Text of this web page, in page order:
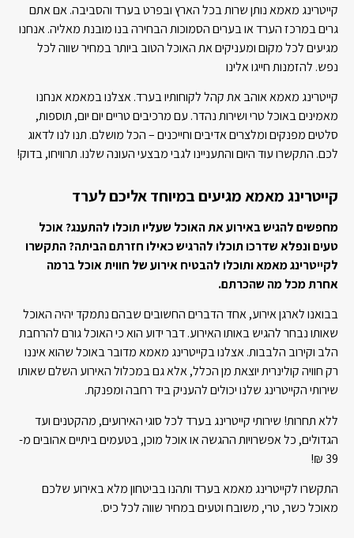
קייטרינג מאמא נותן שרות בכל הארץ ובפרט בערד והסביבה. אם אתם
גרים במרכז הערד או בערים הסמוכות הבחירה בנו מובנת מאליה. אנחנו
מגיעים לכל מקום ומעניקים את האוכל הטוב ביותר במחיר שווה לכל
נפש. להזמנות חייגו אלינו
קייטרינג מאמא אוהב את קהל לקוחותיו בערד. אצלנו במאמא אנחנו
מאמינים באוכל טרי ושירות נהדר. עם מרכיבים טריים יום יום, תוספות,
סלטים מפנקים ומלצרים אדיבים וחייכנים – הכל מושלם. תנו לנו לדאוג
לכם. התקשרו עוד היום והתעניינו לגבי מבצעי העונה שלנו. תרוויחו, בדוק!
קייטרינג מאמא מגיעים במיוחד אליכם לערד
מחפשים להגיש באירוע את האוכל שעליו תוכלו להתענג? אוכל
טעים ונפלא שדרכו תוכלו להרגיש כאילו חזרתם הביתה? התקשרו
לקייטרינג מאמא ותוכלו להבטיח אירוע של חווית אוכל ברמה
אחרת מכל מה שהכרתם.
בבואנו לארגן אירוע, אחד הדברים החשובים שבהם נתמקד יהיה האוכל
שאותו נבחר להגיש באותו האירוע. דבר ידוע הוא כי האוכל גורם להרחבת
הלב וקירוב הלבבות. אצלנו בקייטרינג מאמא מדובר באוכל שהוא איננו
רק חוויה קולינרית יוצאת מן הכלל, אלא גם במכלול האירוע השלם שאותו
שירותי הקייטרינג שלנו יכולים להעניק ביד רחבה ומפנקת.
ללא תחרות! שירותי קייטרינג בערד לכל סוגי האירועים, מהקטנים ועד
הגדולים, כל אפשרויות ההגשה או אוכל מוכן, בטעמים ביתיים אהובים מ-
39 ₪!
התקשרו לקייטרינג מאמא בערד ותהנו בביטחון מלא באירוע שלכם
מאוכל כשר, טרי, משובח וטעים במחיר שווה לכל כיס.